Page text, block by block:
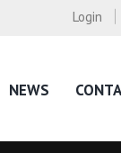
Login
NEWS